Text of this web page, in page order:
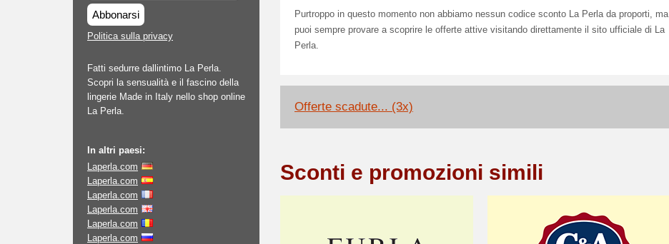
Abbonarsi
Politica sulla privacy
Fatti sedurre dallintimo La Perla.
Scopri la sensualità e il fascino della
lingerie Made in Italy nello shop online
La Perla.
In altri paesi:
Laperla.com
Laperla.com
Laperla.com
Laperla.com
Laperla.com
Laperla.com
Purtroppo in questo momento non abbiamo nessun codice sconto La Perla da proporti, ma
puoi sempre provare a scoprire le offerte attive visitando direttamente il sito ufficiale di La
Perla.
Offerte scadute... (3x)
Sconti e promozioni simili